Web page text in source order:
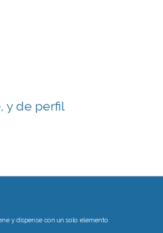
y dispense con un solo elemento
y de perfil